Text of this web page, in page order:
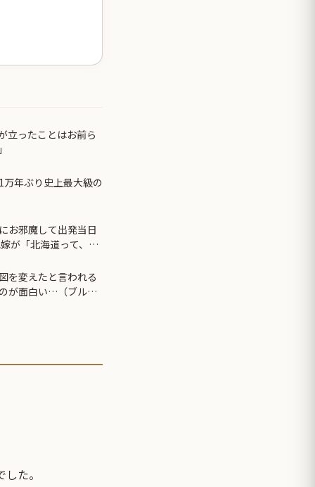
立ったことはお前ら
年ぶり史上最大級の
お邪魔して出発当日
が「北海道って、ご
を変えたと言われる
が面白い…（ブルブ
た。